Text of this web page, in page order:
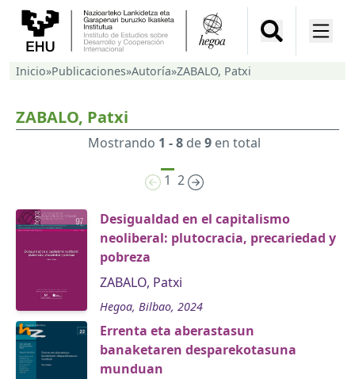
Inicio»Publicaciones»Autoría»ZABALO, Patxi
ZABALO, Patxi
Mostrando 1 - 8 de9 en total
1 2
Desigualdad en el capitalismo
neoliberal: plutocracia, precariedad y
pobreza
ZABALO, Patxi
Hegoa, Bilbao, 2024
Errenta eta aberastasun
banaketaren desparekotasuna
munduan